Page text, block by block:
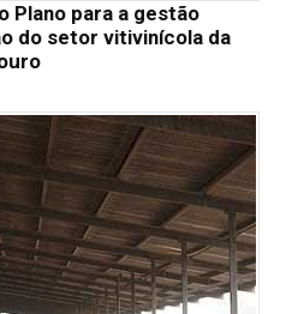
Plano para a gestão
do setor vitivinícola da